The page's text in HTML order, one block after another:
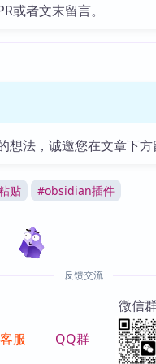
或者文末留言。
法，诚邀您在文章下方
贴 #obsidian插件
反馈交流
服 QQ群
微信